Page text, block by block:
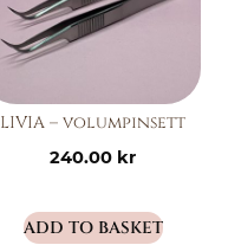
LIVIA – volumpinsett
240.00 kr
ADD TO BASKET